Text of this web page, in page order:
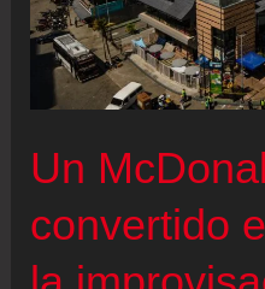
Un
convertido